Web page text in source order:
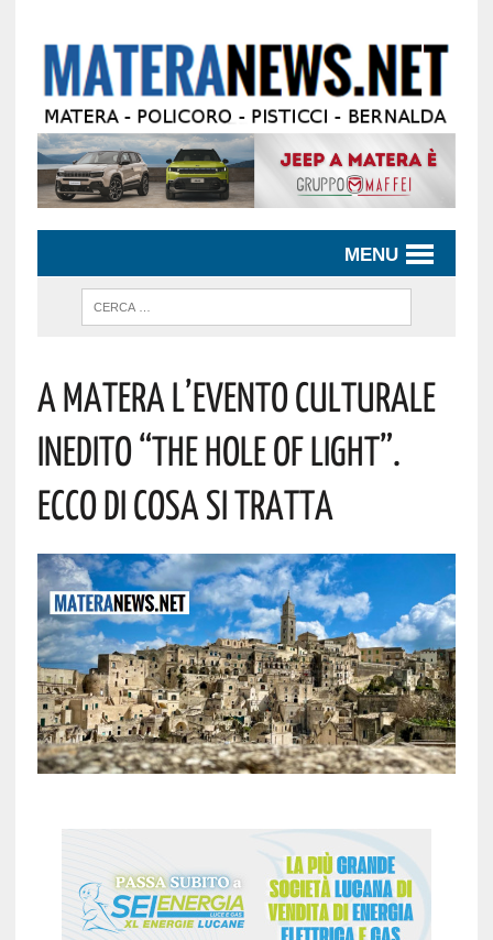
MENU
A Matera L’evento Culturale
Inedito “The Hole Of Light”.
Ecco Di Cosa Si Tratta